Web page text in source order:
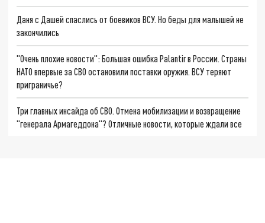
Даня с Дашей спаслись от боевиков ВСУ. Но беды для малышей не
закончились
"Очень плохие новости": Большая ошибка Palantir в России. Страны
НАТО впервые за СВО остановили поставки оружия. ВСУ теряют
приграничье?
Три главных инсайда об СВО. Отмена мобилизации и возвращение
"генерала Армагеддона"? Отличные новости, которые ждали все